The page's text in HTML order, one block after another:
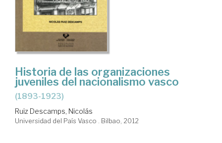
Historia de las organizaciones
juveniles del nacionalismo vasco
(1893-1923)
Ruiz Descamps, Nicolás
Universidad del País Vasco . Bilbao, 2012